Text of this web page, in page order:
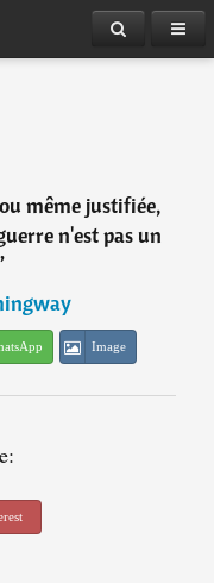
même justifiée,
n'est pas un
Image